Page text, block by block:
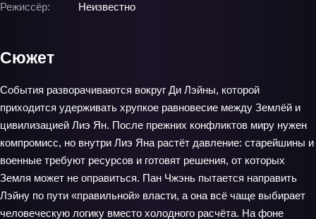
Режиссёр:
Неизвестно
Сюжет
События разворачиваются вокруг Ди Лэйны, которой
приходится удерживать хрупкое равновесие между Землёй и
цивилизацией Лиэ Ян. После прежних конфликтов миру нужен
компромисс, но внутри Лиэ Яна растёт давление: старейшины и
военные требуют ресурсов и готовят решения, от которых
Земля может не оправиться. Пан Чжэнь пытается направить
Лэйну по пути «правильной» власти, а она всё чаще выбирает
человеческую логику вместо холодного расчёта. На фоне